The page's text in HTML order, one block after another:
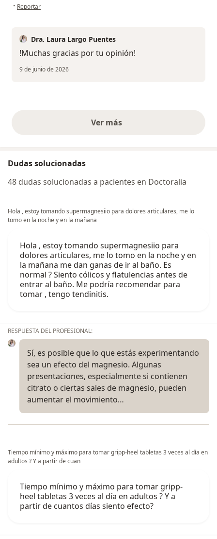
• en opinión del usuario Francy O.
Reportar
Dra. Laura Largo Puentes
!Muchas gracias por tu opinión!
9 de junio de 2026
Ver másopiniones anteriores
Dudas solucionadas
48 dudas solucionadas a pacientes en Doctoralia
Hola , estoy tomando supermagnesiio para dolores articulares, me lo
tomo en la noche y en la mañana
Hola , estoy tomando supermagnesiio para
dolores articulares, me lo tomo en la noche y en
la mañana me dan ganas de ir al baño. Es
normal ? Siento cólicos y flatulencias antes de
entrar al baño. Me podría recomendar para
tomar , tengo tendinitis.
RESPUESTA DEL PROFESIONAL:
Sí, es posible que lo que estás experimentando
sea un efecto del magnesio. Algunas
presentaciones, especialmente si contienen
citrato o ciertas sales de magnesio, pueden
aumentar el movimiento…
Tiempo mínimo y máximo para tomar gripp-heel tabletas 3 veces al día en
adultos ? Y a partir de cuan
Tiempo mínimo y máximo para tomar gripp-
heel tabletas 3 veces al día en adultos ? Y a
partir de cuantos días siento efecto?